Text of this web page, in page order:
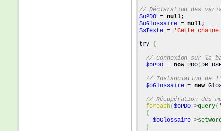
// Déclaration des
$oPDO = null;
$oGlossaire = null;
$sTexte =
'Cette chaine
try {
// Connexion sur la
$oPDO = new PDO(
// Instanciation de
$oGlossaire = new
// Récupération des
foreach($oPDO->query(
{
$oGlossaire->
}